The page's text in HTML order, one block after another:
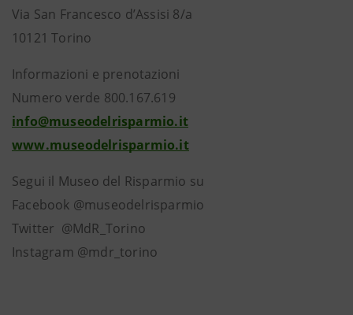
Via San Francesco d’Assisi 8/a
10121 Torino
Informazioni e prenotazioni
Numero verde 800.167.619
info@museodelrisparmio.it
www.museodelrisparmio.it
Segui il Museo del Risparmio su
Facebook @museodelrisparmio
Twitter @MdR_Torino
Instagram @mdr_torino